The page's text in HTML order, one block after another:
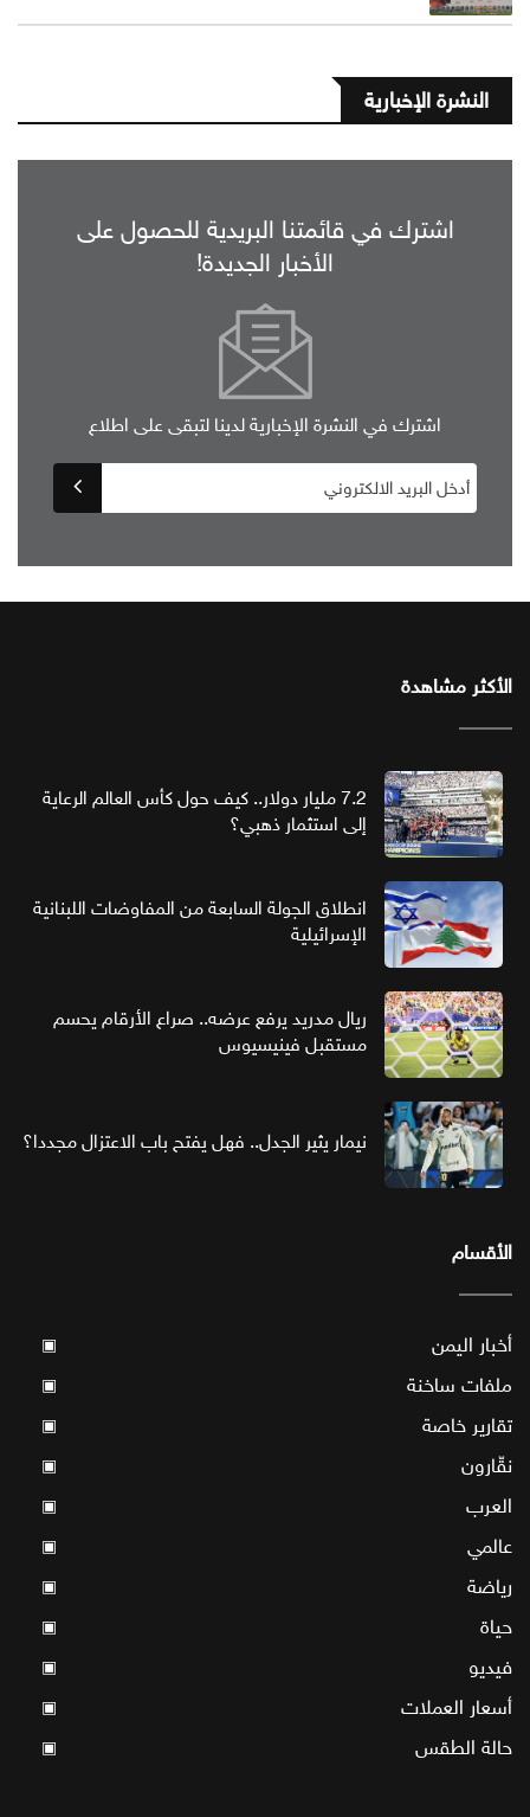
النشرة الإخبارية
اشترك في قائمتنا البريدية للحصول على
الأخبار الجديدة!
اشترك في النشرة الإخبارية لدينا لتبقى على اطلاع
الأكثر مشاهدة
7.2 مليار دولار.. كيف حول كأس العالم الرعاية
إلى استثمار ذهبي؟
انطلاق الجولة السابعة من المفاوضات اللبنانية
الإسرائيلية
ريال مدريد يرفع عرضه.. صراع الأرقام يحسم
مستقبل فينيسيوس
نيمار يثير الجدل.. فهل يفتح باب الاعتزال مجددا؟
الأقسام
أخبار اليمن ▣
ملفات ساخنة ▣
تقارير خاصة ▣
نقّارون ▣
العرب ▣
عالمي ▣
رياضة ▣
حياة ▣
فيديو ▣
أسعار العملات ▣
حالة الطقس ▣